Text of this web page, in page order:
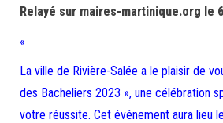
Relayé sur maires-martinique.org le
«
La ville de Rivière-Salée a le plaisir de
des Bacheliers 2023 », une célébration
votre réussite. Cet événement aura lieu